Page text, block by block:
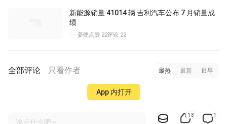
新能源销量 41014 辆 吉利汽车公布 7 月销量成
绩
姜硬点赞 22评论 22
全部评论 只看作者 最热 最新 最早
App 内打开
说点什么吧~
18 1